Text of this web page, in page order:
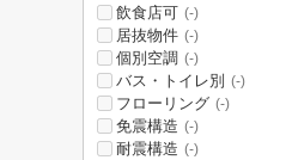
飲食店可 (-)
居抜物件 (-)
個別空調 (-)
バス・トイレ別 (-)
フローリング (-)
免震構造 (-)
耐震構造 (-)